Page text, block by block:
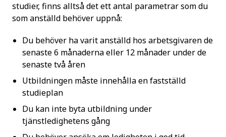
studier, finns alltså det ett antal parametrar som du
som anställd behöver uppnå:
Du behöver ha varit anställd hos arbetsgivaren de
senaste 6 månaderna eller 12 månader under de
senaste två åren
Utbildningen måste innehålla en fastställd
studieplan
Du kan inte byta utbildning under
tjänstledighetens gång